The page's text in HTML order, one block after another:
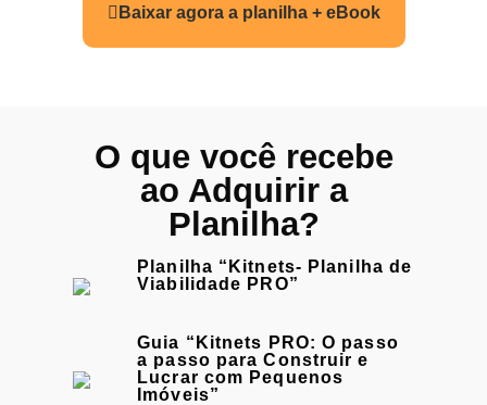
Baixar agora a planilha + eBook
O que você recebe
ao Adquirir a
Planilha?
Planilha “Kitnets- Planilha de
Viabilidade PRO”
Guia “Kitnets PRO: O passo
a passo para Construir e
Lucrar com Pequenos
Imóveis”